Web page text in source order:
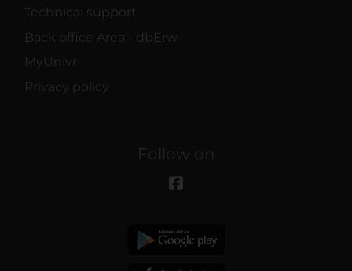
Technical support
Back office Area - dbErw
MyUnivr
Privacy policy
Follow on